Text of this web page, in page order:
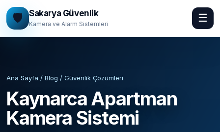
🛡️ Sakarya Güvenlik
Kamera ve Alarm Sistemleri ☰
Ana Sayfa / Blog / Güvenlik Çözümleri
Kaynarca Apartman
Kamera Sistemi